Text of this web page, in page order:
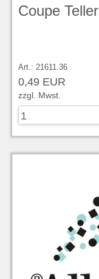
Art.: 21611.36
0,49 EUR
zzgl. Mwst.
zu